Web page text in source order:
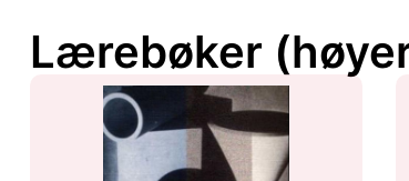
Lærebøker